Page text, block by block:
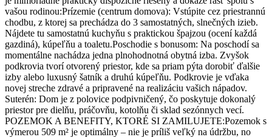
vašou rodinou: ​Prízemie (centrum domova): Vstúpite cez priestrannú
chodbu, z ktorej sa prechádza do 3 samostatných, slnečných izieb.
Nájdete tu samostatnú kuchyňu s praktickou špajzou (ocení každá
gazdiná), kúpeľňu a toaletu. ​Poschodie s bonusom: Na poschodí sa
momentálne nachádza jedna plnohodnotná obytná izba. Zvyšok
podkrovia tvorí otvorený priestor, kde sa priam pýta dorobiť ďalšie
izby alebo luxusný šatník a druhú kúpeľňu. Podkrovie je vďaka
novej streche zdravé a pripravené na realizáciu vašich nápadov. ​
Suterén: Dom je z polovice podpivničený, čo poskytuje dokonalý
priestor pre dielňu, práčovňu, kotolňu či sklad sezónnych vecí. ​
POZEMOK A BENEFITY, KTORÉ SI ZAMILUJETE: ​Pozemok s
výmerou 509 m² je optimálny – nie je príliš veľký na údržbu, no